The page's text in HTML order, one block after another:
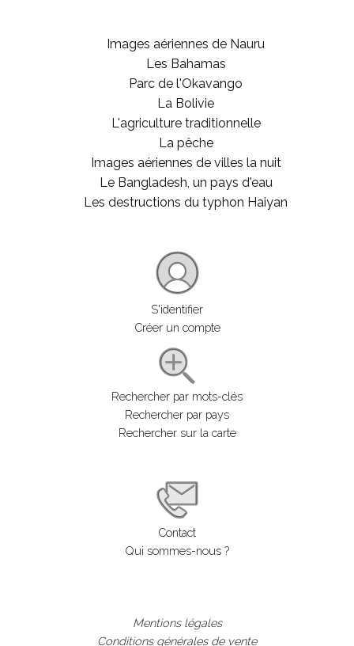
Images aériennes de Nauru
Les Bahamas
Parc de l'Okavango
La Bolivie
L'agriculture traditionnelle
La pêche
Images aériennes de villes la nuit
Le Bangladesh, un pays d'eau
Les destructions du typhon Haiyan
S'identifier
Créer un compte
Rechercher par mots-clés
Rechercher par pays
Rechercher sur la carte
Contact
Qui sommes-nous ?
Mentions légales
Conditions générales de vente